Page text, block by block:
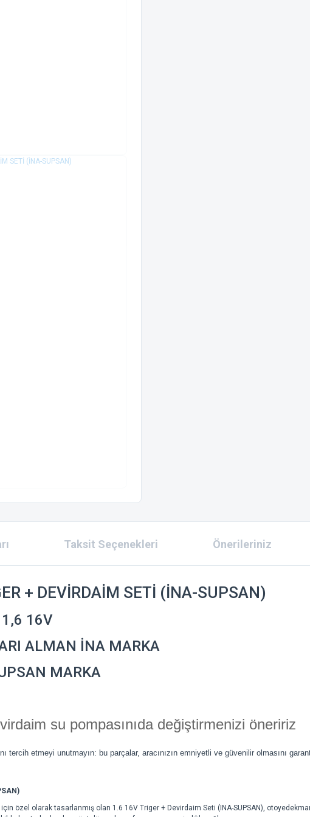
Taksit Seçenekleri Önerileriniz
+ DEVİRDAİM SETİ (İNA-SUPSAN)
1,6 16V
ALMAN İNA MARKA
MARKA
su pompasınıda değiştirmenizi öneririz
tercih etmeyi unutmayın: bu parçalar, aracınızın emniyetli ve güvenilir olmasını
için özel olarak tasarlanmış olan 1.6 16V Triger + Devirdaim Seti (INA-SUPSAN),